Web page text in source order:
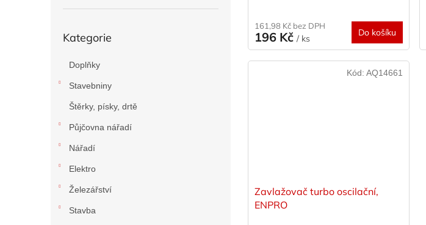
kategorie
Kategorie
Doplňky
Stavebniny
Štěrky, písky, drtě
Půjčovna nářadí
Nářadí
Elektro
Železářství
Stavba
161,98 Kč bez DPH
196 Kč/ ks
Do košíku
Zavlažovač turbo oscilační,
ENPRO
Kód: AQ14661